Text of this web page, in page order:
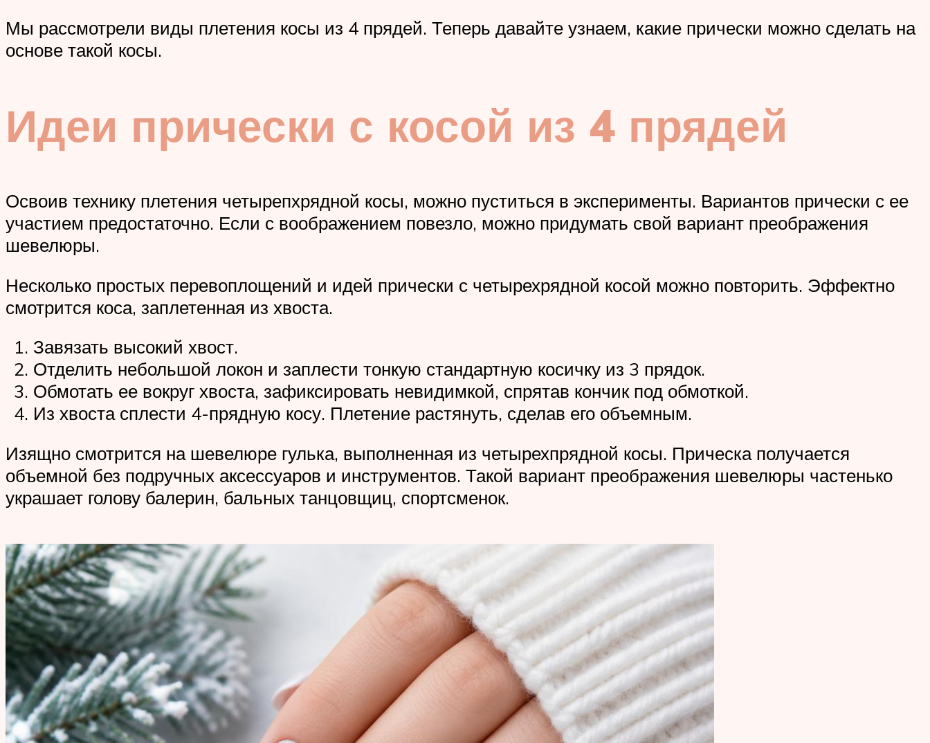
Мы рассмотрели виды плетения косы из 4 прядей. Теперь давайте узнаем, какие прически можно сделать на
основе такой косы.
Идеи прически с косой из 4 прядей
Освоив технику плетения четырепхрядной косы, можно пуститься в эксперименты. Вариантов прически с ее
участием предостаточно. Если с воображением повезло, можно придумать свой вариант преображения
шевелюры.
Несколько простых перевоплощений и идей прически с четырехрядной косой можно повторить. Эффектно
смотрится коса, заплетенная из хвоста.
Завязать высокий хвост.
Отделить небольшой локон и заплести тонкую стандартную косичку из 3 прядок.
Обмотать ее вокруг хвоста, зафиксировать невидимкой, спрятав кончик под обмоткой.
Из хвоста сплести 4-прядную косу. Плетение растянуть, сделав его объемным.
Изящно смотрится на шевелюре гулька, выполненная из четырехпрядной косы. Прическа получается
объемной без подручных аксессуаров и инструментов. Такой вариант преображения шевелюры частенько
украшает голову балерин, бальных танцовщиц, спортсменок.